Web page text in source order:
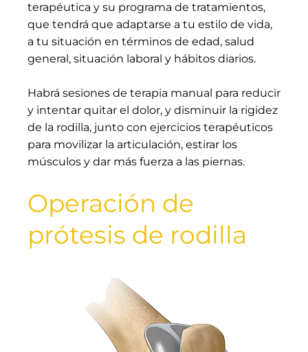
terapéutica y su programa de tratamientos,
que tendrá que adaptarse a tu estilo de vida,
a tu situación en términos de edad, salud
general, situación laboral y hábitos diarios.
Habrá sesiones de terapia manual para reducir
y intentar quitar el dolor, y disminuir la rigidez
de la rodilla, junto con ejercicios terapéuticos
para movilizar la articulación, estirar los
músculos y dar más fuerza a las piernas.
Operación de
prótesis de rodilla